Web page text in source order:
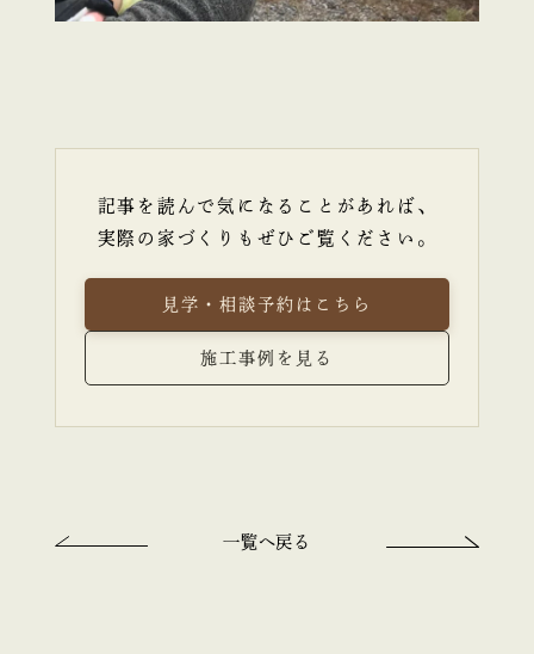
記事を読んで気になることがあれば、
実際の家づくりもぜひご覧ください。
見学・相談予約はこちら
施工事例を見る
一覧へ戻る